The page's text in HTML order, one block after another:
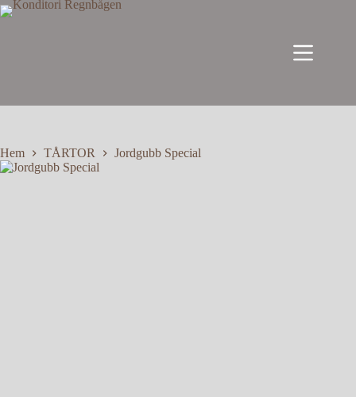
Hoppa
till
Hem TÅRTOR Jordgubb Special